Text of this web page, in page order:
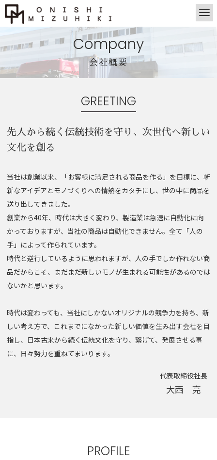
Company
会社概要
GREETING
先人から続く伝統技術を守り、次世代へ新しい
文化を創る
当社は創業以来、「お客様に満足される商品を作る」を目標に、斬
新なアイデアとモノづくりへの情熱をカタチにし、世の中に商品を
送り出してきました。
創業から40年、時代は大きく変わり、製造業は急速に自動化に向
かっておりますが、当社の商品は自動化できません。全て「人の
手」によって作られています。
時代と逆行しているように思われますが、人の手でしか作れない商
品だからこそ、まだまだ新しいモノが生まれる可能性があるのでは
ないかと思います。
時代は変わっても、当社にしかないオリジナルの競争力を持ち、新
しい考え方で、これまでになかった新しい価値を生み出す会社を目
指し、 日本古来から続く伝統文化を守り、繋げて、発展させる事
に、日々努力を重ねてまいります。
代表取締役社長
大西 亮
PROFILE